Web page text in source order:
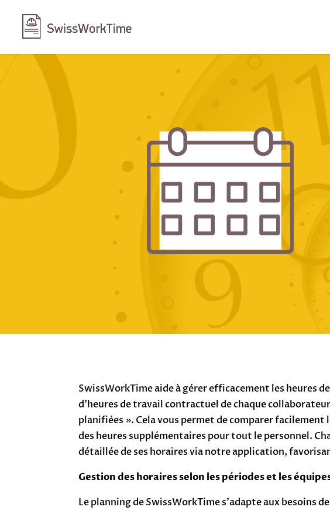
SwissWorkTime aide à gérer efficacement les heures
d’heures de travail contractuel de chaque
planifiées ». Cela vous permet de comparer
des heures supplémentaires pour tout le personnel.
détaillée de ses horaires via notre application,
Gestion des horaires selon les périodes et les
Le planning de SwissWorkTime s’adapte aux besoins